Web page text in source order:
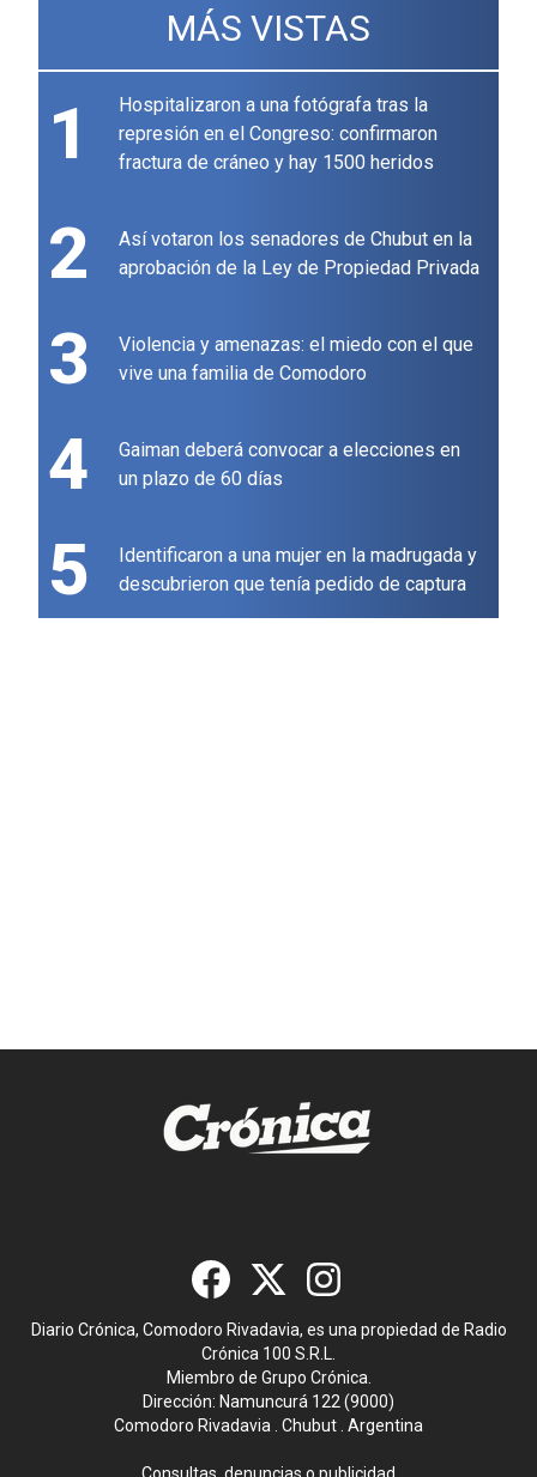
MÁS VISTAS
1
Hospitalizaron a una fotógrafa tras la
represión en el Congreso: confirmaron
fractura de cráneo y hay 1500 heridos
2
Así votaron los senadores de Chubut en la
aprobación de la Ley de Propiedad Privada
3
Violencia y amenazas: el miedo con el que
vive una familia de Comodoro
4
Gaiman deberá convocar a elecciones en
un plazo de 60 días
5
Identificaron a una mujer en la madrugada y
descubrieron que tenía pedido de captura
Diario Crónica, Comodoro Rivadavia, es una propiedad de Radio
Crónica 100 S.R.L.
Miembro de Grupo Crónica.
Dirección: Namuncurá 122 (9000)
Comodoro Rivadavia . Chubut . Argentina